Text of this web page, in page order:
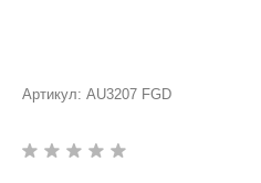
Артикул: AU3207 FGD